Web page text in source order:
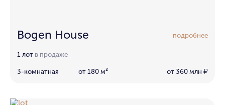
Bogen House подробнее
1 лот в продаже
3-комнатная от 180 м² от 360 млн ₽